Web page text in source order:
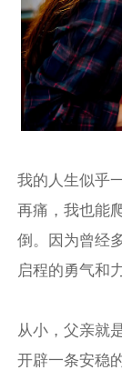
我的人生似乎
再痛，我也能
倒。因为曾经
启程的勇气和
从小，父亲就
开辟一条安稳